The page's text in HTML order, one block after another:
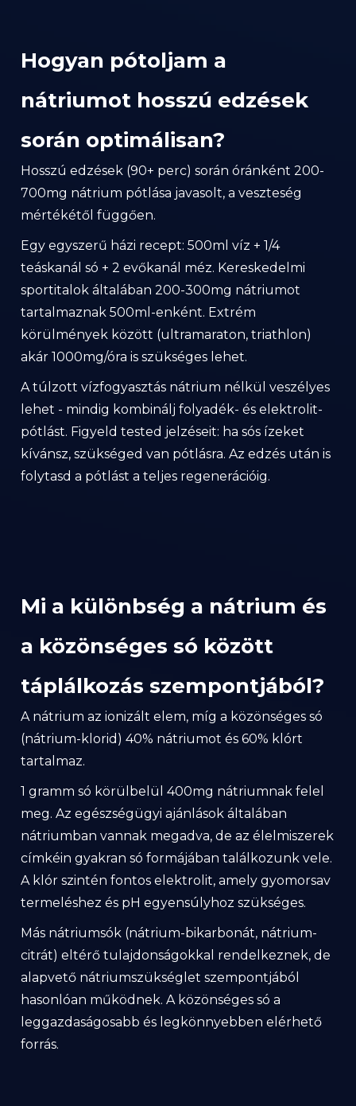
Hogyan pótoljam a
nátriumot hosszú edzések
során optimálisan?
Hosszú edzések (90+ perc) során óránként 200-
700mg nátrium pótlása javasolt, a veszteség
mértékétől függően.
Egy egyszerű házi recept: 500ml víz + 1/4
teáskanál só + 2 evőkanál méz. Kereskedelmi
sportitalok általában 200-300mg nátriumot
tartalmaznak 500ml-enként. Extrém
körülmények között (ultramaraton, triathlon)
akár 1000mg/óra is szükséges lehet.
A túlzott vízfogyasztás nátrium nélkül veszélyes
lehet - mindig kombinálj folyadék- és elektrolit-
pótlást. Figyeld tested jelzéseit: ha sós ízeket
kívánsz, szükséged van pótlásra. Az edzés után is
folytasd a pótlást a teljes regenerációig.
Mi a különbség a nátrium és
a közönséges só között
táplálkozás szempontjából?
A nátrium az ionizált elem, míg a közönséges só
(nátrium-klorid) 40% nátriumot és 60% klórt
tartalmaz.
1 gramm só körülbelül 400mg nátriumnak felel
meg. Az egészségügyi ajánlások általában
nátriumban vannak megadva, de az élelmiszerek
címkéin gyakran só formájában találkozunk vele.
A klór szintén fontos elektrolit, amely gyomorsav
termeléshez és pH egyensúlyhoz szükséges.
Más nátriumsók (nátrium-bikarbonát, nátrium-
citrát) eltérő tulajdonságokkal rendelkeznek, de
alapvető nátriumszükséglet szempontjából
hasonlóan működnek. A közönséges só a
leggazdaságosabb és legkönnyebben elérhető
forrás.